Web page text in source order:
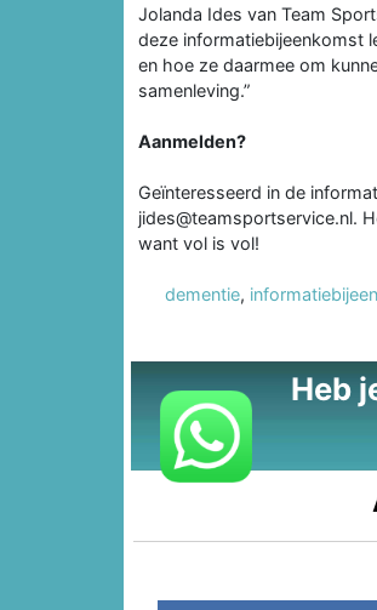
Jolanda Ides van Team
deze informatiebijeenkomst
en hoe ze daarmee om
samenleving.”
Aanmelden?
Geïnteresseerd in de
jides@teamsportservice.nl.
want vol is vol!
dementie,
Heb